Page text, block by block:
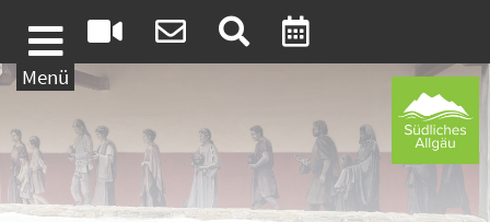
Weiter zum Inhalt
Menü